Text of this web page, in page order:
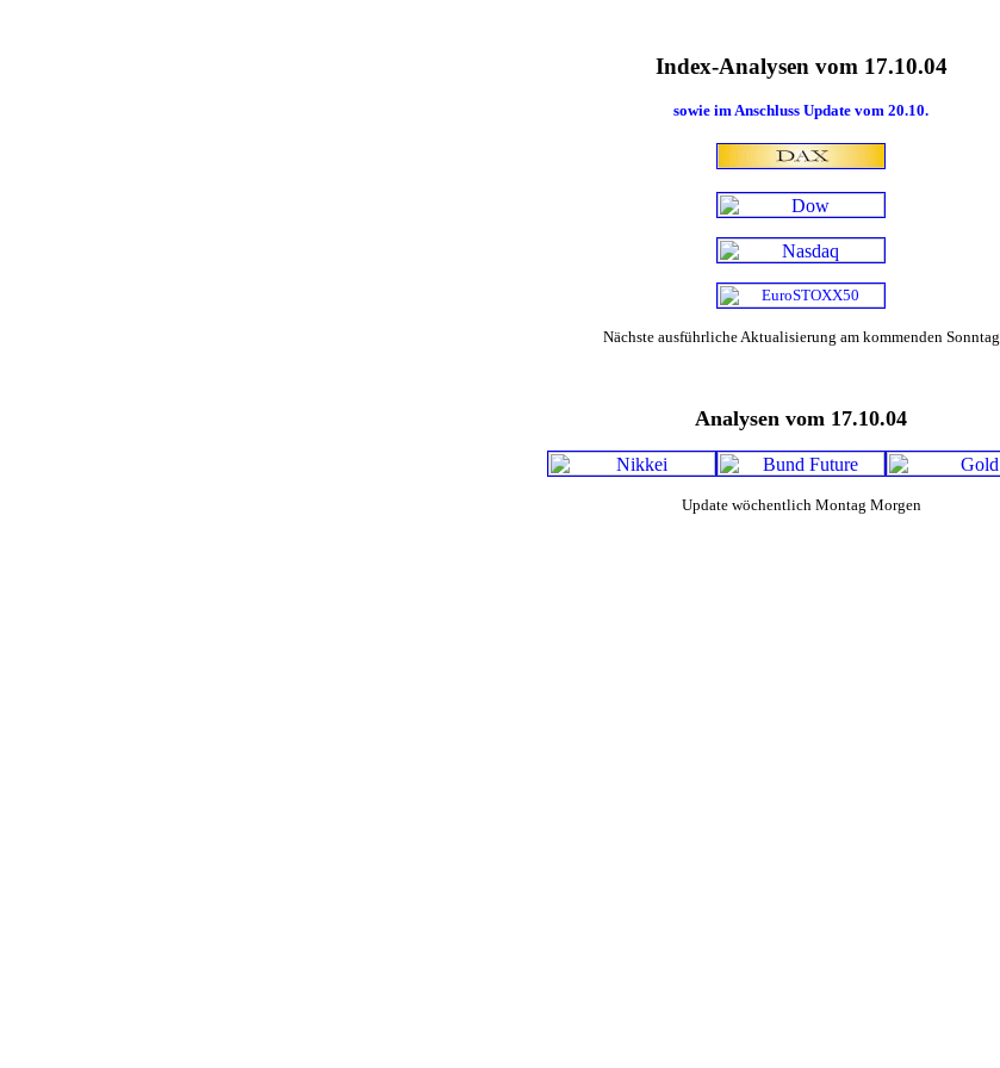
Index-Analysen vom 17.10.04
sowie im Anschluss Update vom 20.10.
Nächste ausführliche Aktualisierung am kommenden Sonntag
Analysen vom 17.10.04
Update wöchentlich Montag Morgen